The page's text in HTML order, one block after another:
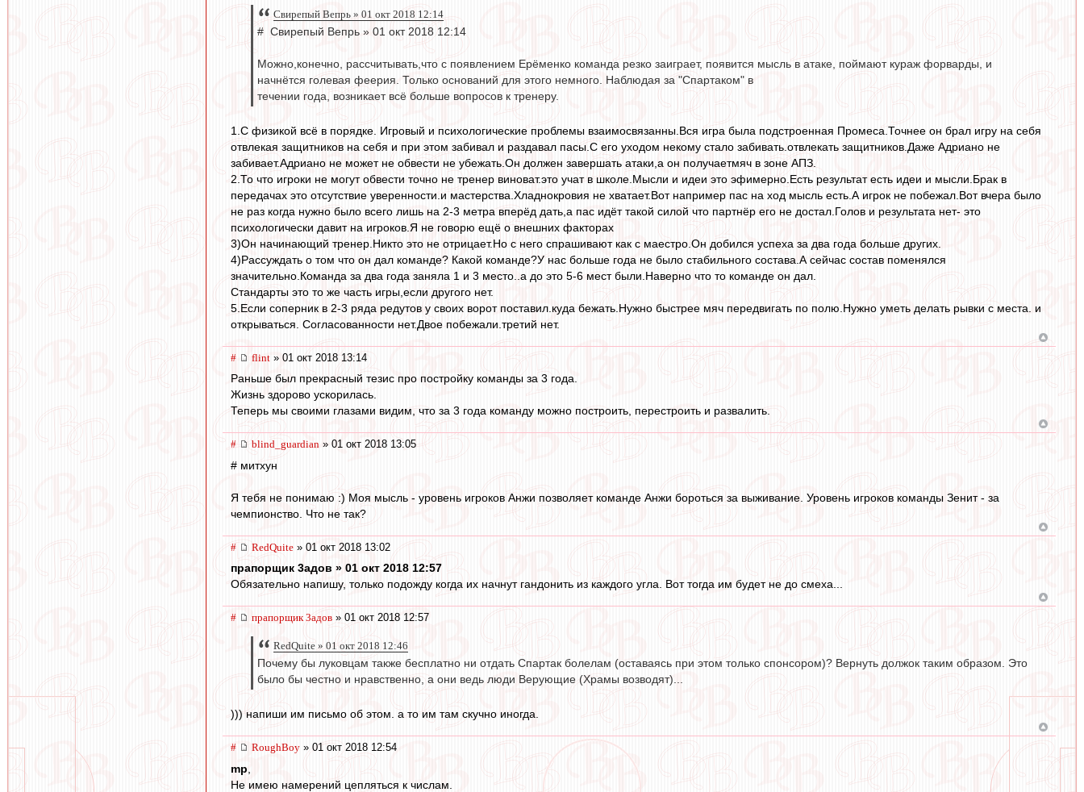
Свирепый Вепрь » 01 окт 2018 12:14
# Свирепый Вепрь » 01 окт 2018 12:14
Можно,конечно, рассчитывать,что с появлением Ерёменко команда резко заиграет, появится мысль в атаке, поймают кураж форварды, и
начнётся голевая феерия. Только оснований для этого немного. Наблюдая за "Спартаком" в
течении года, возникает всё больше вопросов к тренеру.
1.С физикой всё в порядке. Игровый и психологические проблемы взаимосвязанны.Вся игра была подстроенная Промеса.Точнее он брал игру на себя
отвлекая защитников на себя и при этом забивал и раздавал пасы.С его уходом некому стало забивать.отвлекать защитников.Даже Адриано не
забивает.Адриано не может не обвести не убежать.Он должен завершать атаки,а он получаетмяч в зоне АПЗ.
2.То что игроки не могут обвести точно не тренер виноват.это учат в школе.Мысли и идеи это эфимерно.Есть результат есть идеи и мысли.Брак в
передачах это отсутствие уверенности.и мастерства.Хладнокровия не хватает.Вот например пас на ход мысль есть.А игрок не побежал.Вот вчера было
не раз когда нужно было всего лишь на 2-3 метра вперёд дать,а пас идёт такой силой что партнёр его не достал.Голов и результата нет- это
психологически давит на игроков.Я не говорю ещё о внешних факторах
3)Он начинающий тренер.Никто это не отрицает.Но с него спрашивают как с маестро.Он добился успеха за два года больше других.
4)Рассуждать о том что он дал команде? Какой команде?У нас больше года не было стабильного состава.А сейчас состав поменялся
значительно.Команда за два года заняла 1 и 3 место..а до это 5-6 мест были.Наверно что то команде он дал.
Стандарты это то же часть игры,если другого нет.
5.Если соперник в 2-3 ряда редутов у своих ворот поставил.куда бежать.Нужно быстрее мяч передвигать по полю.Нужно уметь делать рывки с места. и
открываться. Согласованности нет.Двое побежали.третий нет.
# flint » 01 окт 2018 13:14
Раньше был прекрасный тезис про постройку команды за 3 года.
Жизнь здорово ускорилась.
Теперь мы своими глазами видим, что за 3 года команду можно построить, перестроить и развалить.
# blind_guardian » 01 окт 2018 13:05
# митхун
Я тебя не понимаю :) Моя мысль - уровень игроков Анжи позволяет команде Анжи бороться за выживание. Уровень игроков команды Зенит - за
чемпионство. Что не так?
# RedQuite » 01 окт 2018 13:02
прапорщик 3адoв » 01 окт 2018 12:57
Обязательно напишу, только подожду когда их начнут гандонить из каждого угла. Вот тогда им будет не до смеха...
# прапорщик 3адoв » 01 окт 2018 12:57
RedQuite » 01 окт 2018 12:46
Почему бы луковцам также бесплатно ни отдать Спартак болелам (оставаясь при этом только спонсором)? Вернуть должок таким образом. Это
было бы честно и нравственно, а они ведь люди Верующие (Храмы возводят)...
))) напиши им письмо об этом. а то им там скучно иногда.
# RoughBoy » 01 окт 2018 12:54
mp
Не имею намерений цепляться к числам.